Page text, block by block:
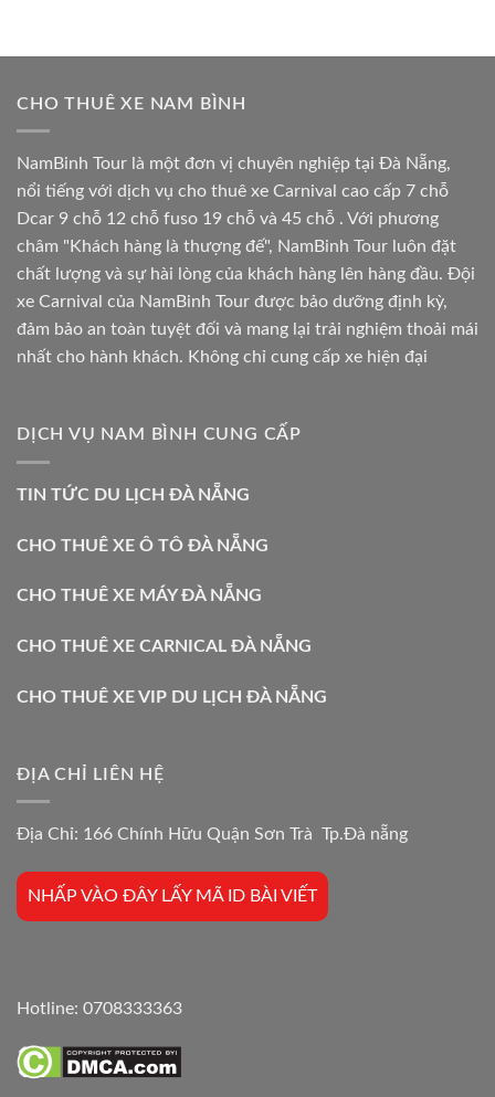
CHO THUÊ XE NAM BÌNH
NamBinh Tour là một đơn vị chuyên nghiệp tại Đà Nẵng,
nổi tiếng với dịch vụ cho thuê xe Carnival cao cấp 7 chỗ
Dcar 9 chỗ 12 chỗ fuso 19 chỗ và 45 chỗ . Với phương
châm "Khách hàng là thượng đế", NamBinh Tour luôn đặt
chất lượng và sự hài lòng của khách hàng lên hàng đầu. Đội
xe Carnival của NamBinh Tour được bảo dưỡng định kỳ,
đảm bảo an toàn tuyệt đối và mang lại trải nghiệm thoải mái
nhất cho hành khách. Không chỉ cung cấp xe hiện đại
DỊCH VỤ NAM BÌNH CUNG CẤP
TIN TỨC DU LỊCH ĐÀ NẴNG
CHO THUÊ XE Ô TÔ ĐÀ NẴNG
CHO THUÊ XE MÁY ĐÀ NẴNG
CHO THUÊ XE CARNICAL ĐÀ NẴNG
CHO THUÊ XE VIP DU LỊCH ĐÀ NẴNG
ĐỊA CHỈ LIÊN HỆ
Địa Chỉ: 166 Chính Hữu Quận Sơn Trà Tp.Đà nẵng
NHẤP VÀO ĐÂY LẤY MÃ ID BÀI VIẾT
Hotline: 0708333363